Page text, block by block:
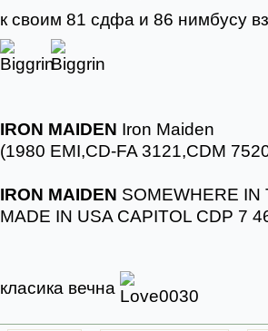
к своим 81 сдфа и 86 нимбусу
IRON MAIDEN Iron Maiden
(1980 EMI,CD-FA 3121,CDM
IRON MAIDEN SOMEWHERE IN
MADE IN USA CAPITOL CDP 7
класика вечна